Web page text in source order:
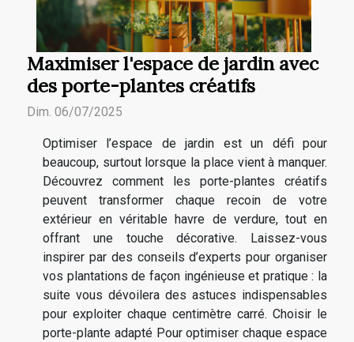
Maximiser l'espace de jardin avec
des porte-plantes créatifs
Dim. 06/07/2025
Optimiser l’espace de jardin est un défi pour
beaucoup, surtout lorsque la place vient à manquer.
Découvrez comment les porte-plantes créatifs
peuvent transformer chaque recoin de votre
extérieur en véritable havre de verdure, tout en
offrant une touche décorative. Laissez-vous
inspirer par des conseils d’experts pour organiser
vos plantations de façon ingénieuse et pratique : la
suite vous dévoilera des astuces indispensables
pour exploiter chaque centimètre carré. Choisir le
porte-plante adapté Pour optimiser chaque espace